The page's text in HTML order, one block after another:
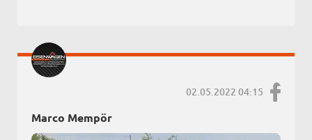
02.05.2022 04:15
Marco Mempör